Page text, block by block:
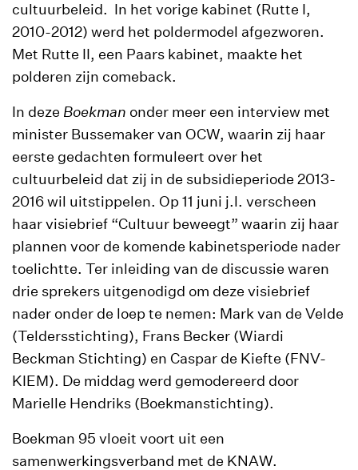
cultuurbeleid. In het vorige kabinet (Rutte I,
2010-2012) werd het poldermodel afgezworen.
Met Rutte II, een Paars kabinet, maakte het
polderen zijn comeback.
In deze Boekman onder meer een interview met
minister Bussemaker van OCW, waarin zij haar
eerste gedachten formuleert over het
cultuurbeleid dat zij in de subsidieperiode 2013-
2016 wil uitstippelen. Op 11 juni j.l. verscheen
haar visiebrief “Cultuur beweegt” waarin zij haar
plannen voor de komende kabinetsperiode nader
toelichtte. Ter inleiding van de discussie waren
drie sprekers uitgenodigd om deze visiebrief
nader onder de loep te nemen: Mark van de Velde
(Teldersstichting), Frans Becker (Wiardi
Beckman Stichting) en Caspar de Kiefte (FNV-
KIEM). De middag werd gemodereerd door
Marielle Hendriks (Boekmanstichting).
Boekman 95 vloeit voort uit een
samenwerkingsverband met de KNAW.